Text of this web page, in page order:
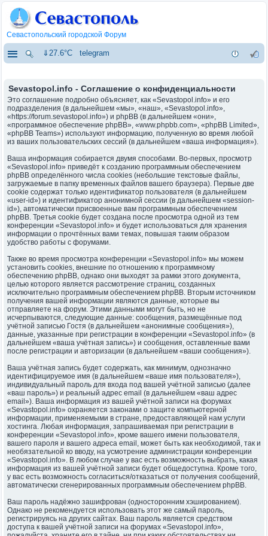
Севастопольский городской Форум
⇓27.6°C telegram
Sevastopol.info - Соглашение о конфиденциальности
Это соглашение подробно объясняет, как «Sevastopol.info» и его
подразделения (в дальнейшем «мы», «наш», «Sevastopol.info»,
«https://forum.sevastopol.info») и phpBB (в дальнейшем «они»,
«программное обеспечение phpBB», «www.phpbb.com», «phpBB Limited»,
«phpBB Teams») используют информацию, полученную во время любой
из ваших пользовательских сессий (в дальнейшем «ваша информация»).
Ваша информация собирается двумя способами. Во-первых, просмотр
«Sevastopol.info» приведёт к созданию программным обеспечением
phpBB определённого числа cookies (небольшие текстовые файлы,
загружаемые в папку временных файлов вашего браузера). Первые две
cookie содержат только идентификатор пользователя (в дальнейшем
«user-id») и идентификатор анонимной сессии (в дальнейшем «session-
id»), автоматически присвоенные вам программным обеспечением
phpBB. Третья cookie будет создана после просмотра одной из тем
конференции «Sevastopol.info» и будет использоваться для хранения
информации о прочтённых вами темах, повышая таким образом
удобство работы с форумами.
Также во время просмотра конференции «Sevastopol.info» мы можем
установить cookies, внешние по отношению к программному
обеспечению phpBB, однако они выходят за рамки этого документа,
целью которого является рассмотрение страниц, созданных
исключительно программным обеспечением phpBB. Вторым источником
получения вашей информации являются данные, которые вы
отправляете на форум. Этими данными могут быть, но не
исчерпываются, следующие данные: сообщения, размещённые под
учётной записью Гостя (в дальнейшем «анонимные сообщения»),
данные, указанные при регистрации в конференции «Sevastopol.info» (в
дальнейшем «ваша учётная запись») и сообщения, оставленные вами
после регистрации и авторизации (в дальнейшем «ваши сообщения»).
Ваша учётная запись будет содержать, как минимум, однозначно
идентифицируемое имя (в дальнейшем «ваше имя пользователя»),
индивидуальный пароль для входа под вашей учётной записью (далее
«ваш пароль») и реальный адрес email (в дальнейшем «ваш адрес
email»). Ваша информация из вашей учётной записи на форумах
«Sevastopol.info» охраняется законами о защите компьютерной
информации, применяемыми в стране, предоставляющей нам услуги
хостинга. Любая информация, запрашиваемая при регистрации в
конференции «Sevastopol.info», кроме вашего имени пользователя,
вашего пароля и вашего адреса email, может быть как необходимой, так и
необязательной ко вводу, на усмотрение администрации конференции
«Sevastopol.info». В любом случае у вас есть возможность выбрать, какая
информация из вашей учётной записи будет общедоступна. Кроме того,
у вас есть возможность согласиться/отказаться от получения сообщений,
автоматически сгенерированных программным обеспечением phpBB.
Ваш пароль надёжно зашифрован (односторонним хэшированием).
Однако не рекомендуется использовать этот же самый пароль,
регистрируясь на других сайтах. Ваш пароль является средством
доступа к вашей учётной записи на форумах «Sevastopol.info»,